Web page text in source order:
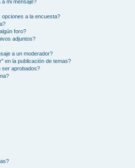
a mi mensaje?
opciones a la encuesta?
foro?
adjuntos?
a un moderador?
en la publicación de temas?
ser aprobados?